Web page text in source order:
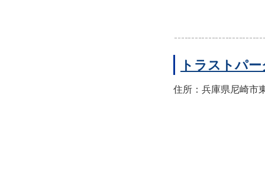
トラストパ
住所：兵庫県尼崎市